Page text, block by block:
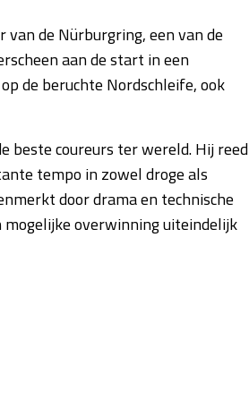
de Nürburgring, een van de
aan de start in een
de beruchte Nordschleife, ook
beste coureurs ter wereld. Hij reed
tempo in zowel droge als
door drama en technische
mogelijke overwinning uiteindelijk